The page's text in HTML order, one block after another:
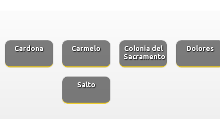
Cardona Carmelo
Colonia del
Sacramento
Dolores
Salto